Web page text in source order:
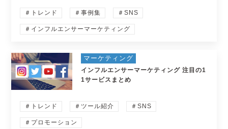
＃トレンド ＃事例集 ＃SNS
＃インフルエンサーマーケティング
マーケティング
インフルエンサーマーケティング 注目の1
1サービスまとめ
＃トレンド ＃ツール紹介 ＃SNS
＃プロモーション